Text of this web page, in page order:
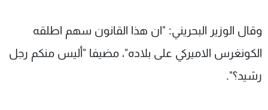
وقال الوزير البحريني: "ان هذا القانون سهم اطلقه
الكونغرس الاميركي على بلاده"، مضيفا "أليس منكم رجل
رشيد؟".